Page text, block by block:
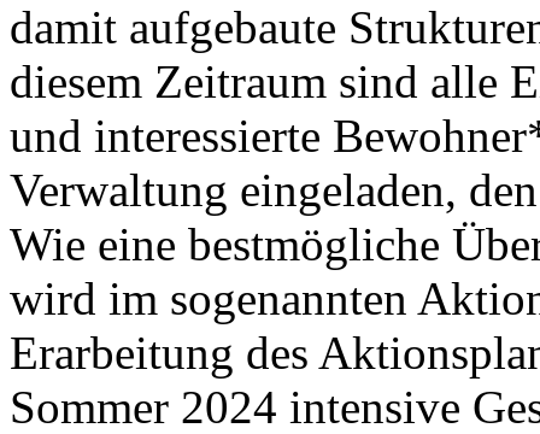
damit aufgebaute
diesem Zeitraum sind alle
und interessierte
Verwaltung eingeladen,
Wie eine bestmögliche
wird im sogenannten
Erarbeitung des
Sommer 2024 intensive